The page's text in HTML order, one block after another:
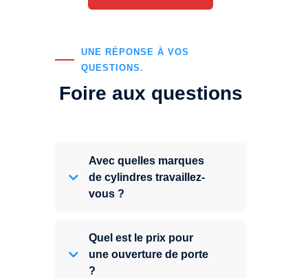
UNE RÉPONSE À VOS
QUESTIONS.
Foire aux questions
Avec quelles marques
de cylindres travaillez-
vous ?
Quel est le prix pour
une ouverture de porte
?